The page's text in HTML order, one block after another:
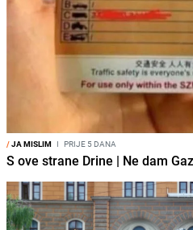
/JA MISLIM I PRIJE 5 DANA
S ove strane Drine | Ne dam